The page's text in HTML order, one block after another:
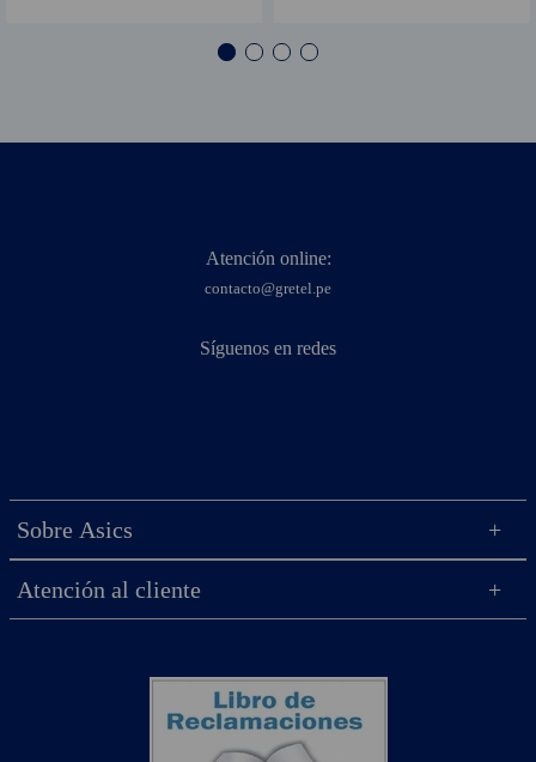
Atención online:
contacto@gretel.pe
Síguenos en redes
Sobre Asics
Atención al cliente